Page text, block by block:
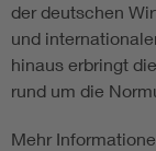
der deutschen
und
hinaus erbringt
rund um die
Mehr